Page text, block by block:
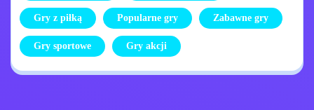
Gry z piłką Popularne gry Zabawne gry
Gry sportowe Gry akcji